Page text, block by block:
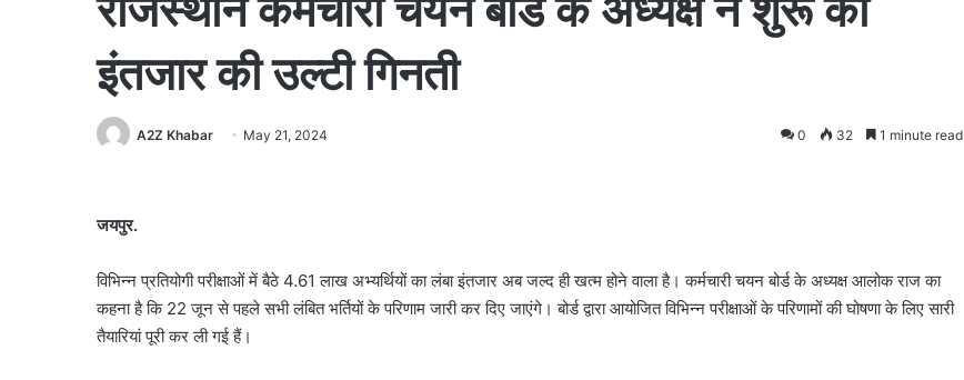
इंतजार की उल्टी गिनती
A2Z Khabar May 21, 2024 0 32 1 minute read
जयपुर.
विभिन्न प्रतियोगी परीक्षाओं में बैठे 4.61 लाख अभ्यर्थियों का लंबा इंतजार अब जल्द ही खत्म होने वाला है। कर्मचारी चयन बोर्ड के अध्यक्ष आलोक राज का
कहना है कि 22 जून से पहले सभी लंबित भर्तियों के परिणाम जारी कर दिए जाएंगे। बोर्ड द्वारा आयोजित विभिन्न परीक्षाओं के परिणामों की घोषणा के लिए सारी
तैयारियां पूरी कर ली गई हैं।